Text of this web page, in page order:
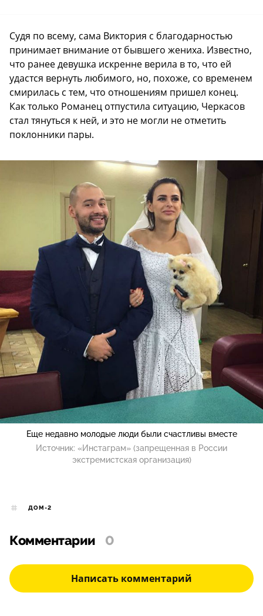
Судя по всему, сама Виктория с благодарностью
принимает внимание от бывшего жениха. Известно,
что ранее девушка искренне верила в то, что ей
удастся вернуть любимого, но, похоже, со временем
смирилась с тем, что отношениям пришел конец.
Как только Романец отпустила ситуацию, Черкасов
стал тянуться к ней, и это не могли не отметить
поклонники пары.
Еще недавно молодые люди были счастливы вместе
Источник: «Инстаграм» (запрещенная в России
экстремистская организация)
ДОМ-2
Комментарии 0
Написать комментарий